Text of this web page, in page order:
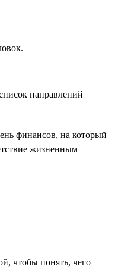
направлений
финансов, на который
жизненным
чтобы понять, чего